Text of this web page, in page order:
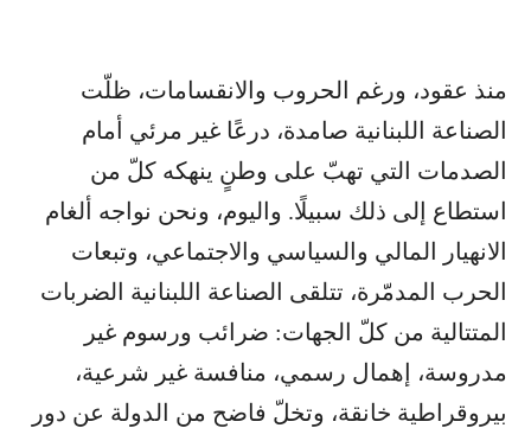
منذ عقود، ورغم الحروب والانقسامات، ظلّت
الصناعة اللبنانية صامدة، درعًا غير مرئي أمام
الصدمات التي تهبّ على وطنٍ ينهكه كلّ من
استطاع إلى ذلك سبيلًا. واليوم، ونحن نواجه ألغام
الانهيار المالي والسياسي والاجتماعي، وتبعات
الحرب المدمّرة، تتلقى الصناعة اللبنانية الضربات
المتتالية من كلّ الجهات: ضرائب ورسوم غير
مدروسة، إهمال رسمي، منافسة غير شرعية،
بيروقراطية خانقة، وتخلّ فاضح من الدولة عن دور